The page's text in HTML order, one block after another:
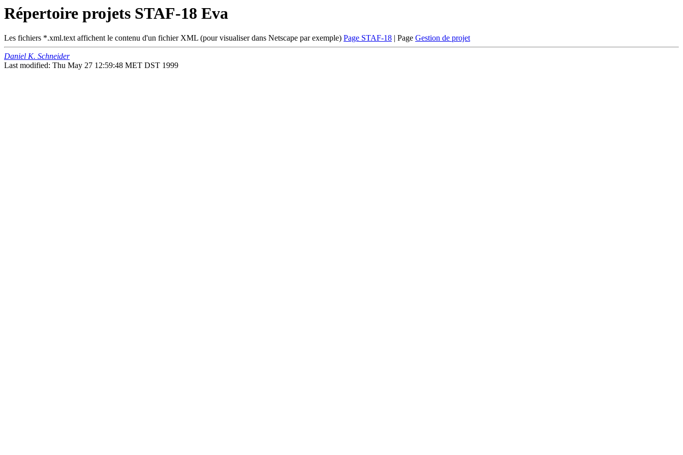
Répertoire projets STAF-18 Eva
Les fichiers *.xml.text affichent le contenu d'un fichier XML (pour visualiser dans Netscape par exemple) Page STAF-18 | Page Gestion de projet
Daniel K. Schneider
Last modified: Thu May 27 12:59:48 MET DST 1999